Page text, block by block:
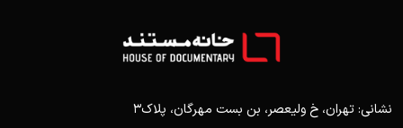
نشانی: تهران، خ ولیعصر، بن بست مهرگان، پلاک3